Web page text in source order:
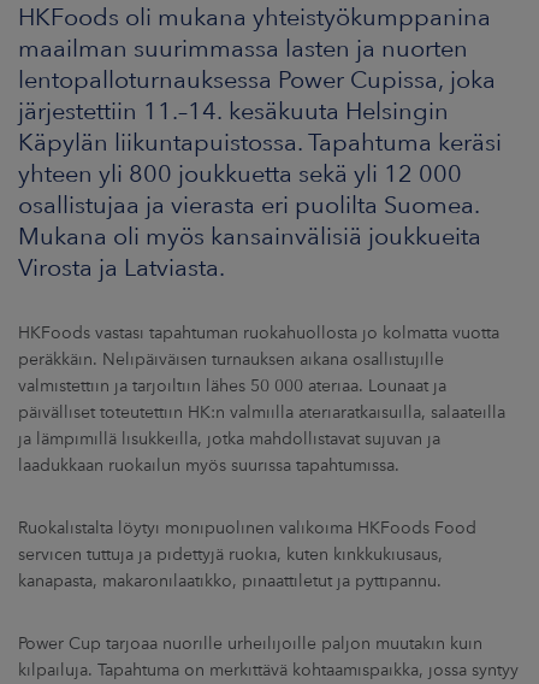
UUTISHUONE
HKFoods oli mukana yhteistyökumppanina
maailman suurimmassa lasten ja nuorten
lentopalloturnauksessa Power Cupissa, joka
järjestettiin 11.–14. kesäkuuta Helsingin
Käpylän liikuntapuistossa. Tapahtuma keräsi
yhteen yli 800 joukkuetta sekä yli 12 000
osallistujaa ja vierasta eri puolilta Suomea.
Mukana oli myös kansainvälisiä joukkueita
Virosta ja Latviasta.
HKFoods vastasi tapahtuman ruokahuollosta jo kolmatta vuotta
peräkkäin. Nelipäiväisen turnauksen aikana osallistujille
valmistettiin ja tarjoiltiin lähes 50 000 ateriaa. Lounaat ja
päivälliset toteutettiin HK:n valmiilla ateriaratkaisuilla, salaateilla
ja lämpimillä lisukkeilla, jotka mahdollistavat sujuvan ja
laadukkaan ruokailun myös suurissa tapahtumissa.
Ruokalistalta löytyi monipuolinen valikoima HKFoods Food
servicen tuttuja ja pidettyjä ruokia, kuten kinkkukiusaus,
kanapasta, makaronilaatikko, pinaattiletut ja pyttipannu.
Power Cup tarjoaa nuorille urheilijoille paljon muutakin kuin
kilpailuja. Tapahtuma on merkittävä kohtaamispaikka, jossa syntyy